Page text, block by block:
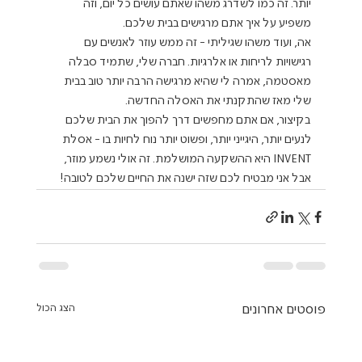
יותר. זה כמו לשדרג משהו שאתם עושים כל יום, וזה
משפיע על איך אתם מרגישים בבית שלכם.
אה, ועוד משהו שגיליתי - זה ממש עוזר לאנשים עם
רגישויות לריחות או אלרגיות. חברה שלי, שתמיד סבלה
מאסטמה, אמרה לי שהיא מרגישה הרבה יותר טוב בבית
שלי מאז שהתקנתי את האסלה החדשה.
בקיצור, אם אתם מחפשים דרך להפוך את הבית שלכם
לנעים יותר, היגייני יותר, ופשוט יותר נוח לחיות בו - אסלת
INVENT היא ההשקעה המושלמת. זה אולי נשמע מוזר,
אבל אני מבטיח לכם שזה ישנה את החיים שלכם לטובה!
פוסטים אחרונים הצג הכול